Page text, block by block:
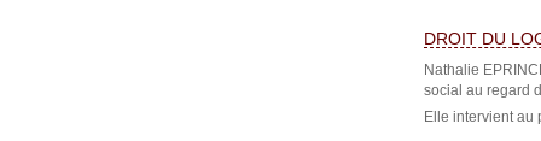
DROIT DU
Nathalie
social au regard
Elle intervient au